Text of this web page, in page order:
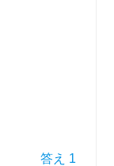
答え 1